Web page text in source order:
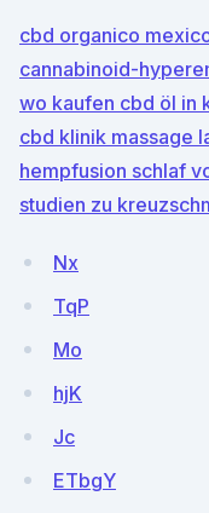
cbd organico
cannabinoid-
wo kaufen cbd öl in
cbd klinik massage
hempfusion schlaf
studien zu
Nx
TqP
Mo
hjK
Jc
ETbgY